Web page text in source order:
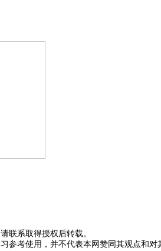
联系取得授权后转载。
考使用，并不代表本网赞同其观点和